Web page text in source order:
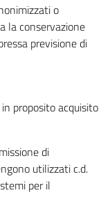
o
la conservazione
previsione di
proposito acquisito
di
utilizzati c.d.
per il